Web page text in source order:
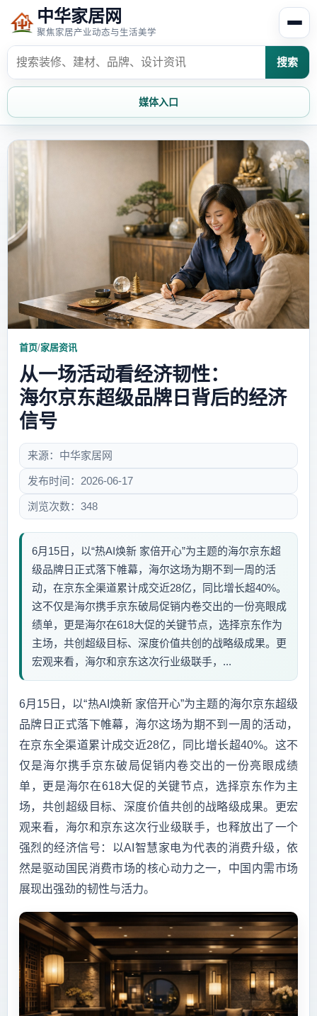
中华家居网
聚焦家居产业动态与生活美学
搜索
媒体入口
家居资讯
家居欣赏
装修设计
家居文化
家装攻略 创意家居
首页/家居资讯
从一场活动看经济韧性：
海尔京东超级品牌日背后的经济
信号
来源：中华家居网
发布时间：2026-06-17
浏览次数：348
6月15日，以“热AI焕新 家倍开心”为主题的海尔京东超
级品牌日正式落下帷幕，海尔这场为期不到一周的活
动，在京东全渠道累计成交近28亿，同比增长超40%。
这不仅是海尔携手京东破局促销内卷交出的一份亮眼成
绩单，更是海尔在618大促的关键节点，选择京东作为
主场，共创超级目标、深度价值共创的战略级成果。更
宏观来看，海尔和京东这次行业级联手，...
6月15日，以“热AI焕新 家倍开心”为主题的海尔京东超级
品牌日正式落下帷幕，海尔这场为期不到一周的活动，
在京东全渠道累计成交近28亿，同比增长超40%。这不
仅是海尔携手京东破局促销内卷交出的一份亮眼成绩
单，更是海尔在618大促的关键节点，选择京东作为主
场，共创超级目标、深度价值共创的战略级成果。更宏
观来看，海尔和京东这次行业级联手，也释放出了一个
强烈的经济信号：以AI智慧家电为代表的消费升级，依
然是驱动国民消费市场的核心动力之一，中国内需市场
展现出强劲的韧性与活力。